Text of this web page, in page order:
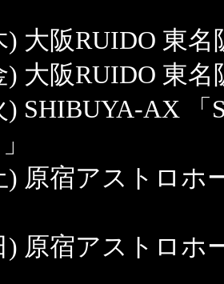
) 大阪RUIDO 東
) 大阪RUIDO 東
) SHIBUYA-AX
) 原宿アストロホ
) 原宿アストロホ